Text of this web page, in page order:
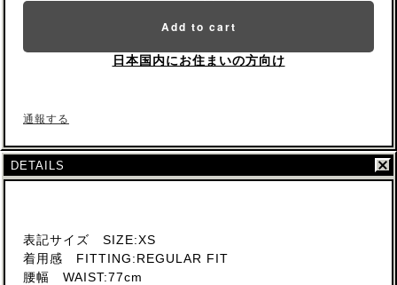
Add to cart
日本国内にお住まいの方向け
通報する
DETAILS
表記サイズ SIZE:XS
着用感 FITTING:REGULAR FIT
腰幅 WAIST:77cm